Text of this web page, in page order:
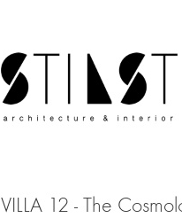
VILLA 12 - The